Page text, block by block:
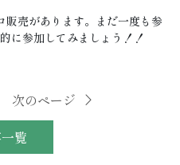
販売があります。まだ一度も参
に参加してみましょう！！
覧
次のページ